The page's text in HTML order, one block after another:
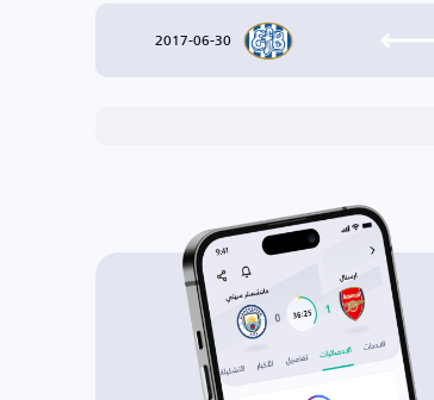
2017-06-30